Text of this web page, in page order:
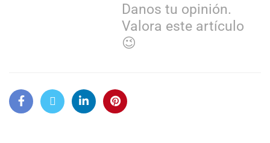
Danos tu opinión.
Valora este artículo
😉